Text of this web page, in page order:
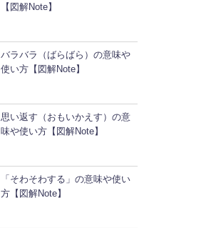
【図解Note】
バラバラ（ばらばら）の意味や
使い方【図解Note】
思い返す（おもいかえす）の意
味や使い方【図解Note】
「そわそわする」の意味や使い
方【図解Note】